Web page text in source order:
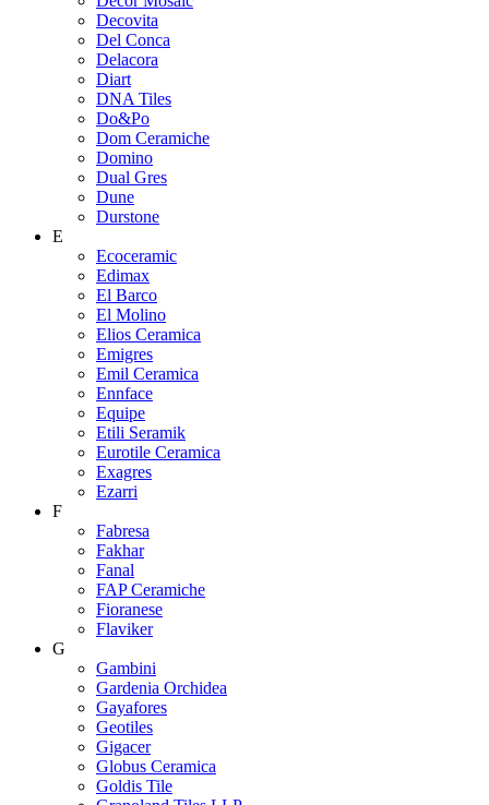
Decovita
Del Conca
Delacora
Diart
DNA Tiles
Do&Po
Dom Ceramiche
Domino
Dual Gres
Dune
Durstone
E
Ecoceramic
Edimax
El Barco
El Molino
Elios Ceramica
Emigres
Emil Ceramica
Ennface
Equipe
Etili Seramik
Eurotile Ceramica
Exagres
Ezarri
F
Fabresa
Fakhar
Fanal
FAP Ceramiche
Fioranese
Flaviker
G
Gambini
Gardenia Orchidea
Gayafores
Geotiles
Gigacer
Globus Ceramica
Goldis Tile